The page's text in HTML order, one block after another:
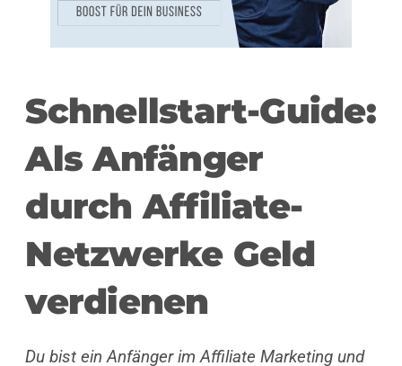
Schnellstart-Guide:
Als Anfänger
durch Affiliate-
Netzwerke Geld
verdienen
Du bist ein Anfänger im Affiliate Marketing und